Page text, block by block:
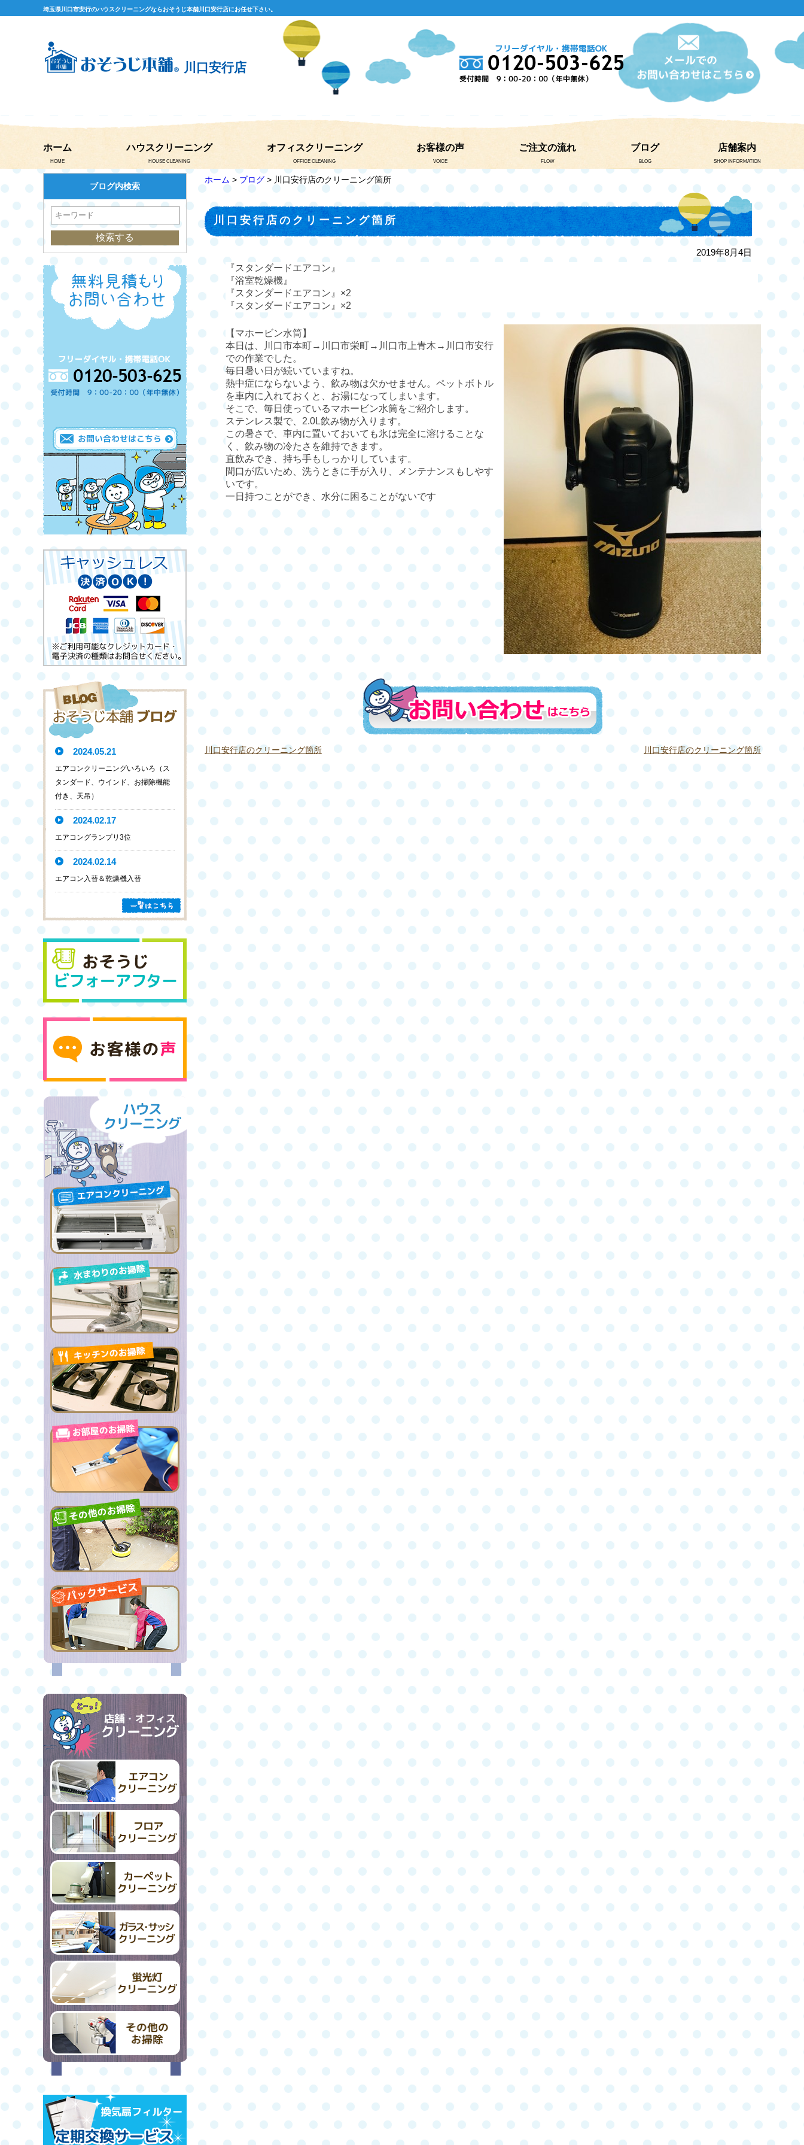
埼玉県川口市安行のハウスクリーニングならおそうじ本舗川口安行店にお任せ下さい。
川口安行店
ホーム
HOME
ハウスクリーニング
HOUSE CLEANING
オフィスクリーニング
OFFICE CLEANING
お客様の声
VOICE
ご注文の流れ
FLOW
ブログ
BLOG
店舗案内
SHOP INFORMATION
ホーム > ブログ > 川口安行店のクリーニング箇所
川口安行店のクリーニング箇所
2019年8月4日
『スタンダードエアコン』
『浴室乾燥機』
『スタンダードエアコン』 ×2
『スタンダードエアコン』 ×2
【マホービン水筒】
本日は、川口市本町→ 川口市栄町→ 川口市上青木 → 川口市安行
での作業でした。
毎日暑い日が続いていますね。
熱中症にならないよう、飲み物は欠かせません。ペットボトル
を車内に入れておくと、お湯になってしまいます。
そこで、毎日使っているマホービン水筒をご紹介します。
ステンレス製で、 2.0L飲み物が入ります。
この暑さで、車内に置いておいても氷は完全に溶けることな
く、飲み物の冷たさを維持できます。
直飲みでき、持ち手もしっかりしています。
間口が広いため、洗うときに手が入り、メンテナンスもしやす
いです。
一日持つことができ、水分に困ることがないです
川口安行店のクリーニング箇所 川口安行店のクリーニング箇所
ブログ内検索
2024.05.21
エアコンクリーニングいろいろ（ス
タンダード、ウインド、お掃除機能
付き、天吊）
2024.02.17
エアコングランプリ3位
2024.02.14
エアコン入替＆乾燥機入替